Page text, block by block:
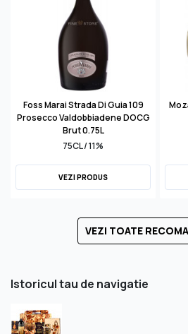
Foss Marai Strada Di Guia 109
Prosecco Valdobbiadene DOCG
Brut 0.75L
75CL / 11%
VEZI PRODUS
VEZI TOATE
Istoricul tau de navigatie